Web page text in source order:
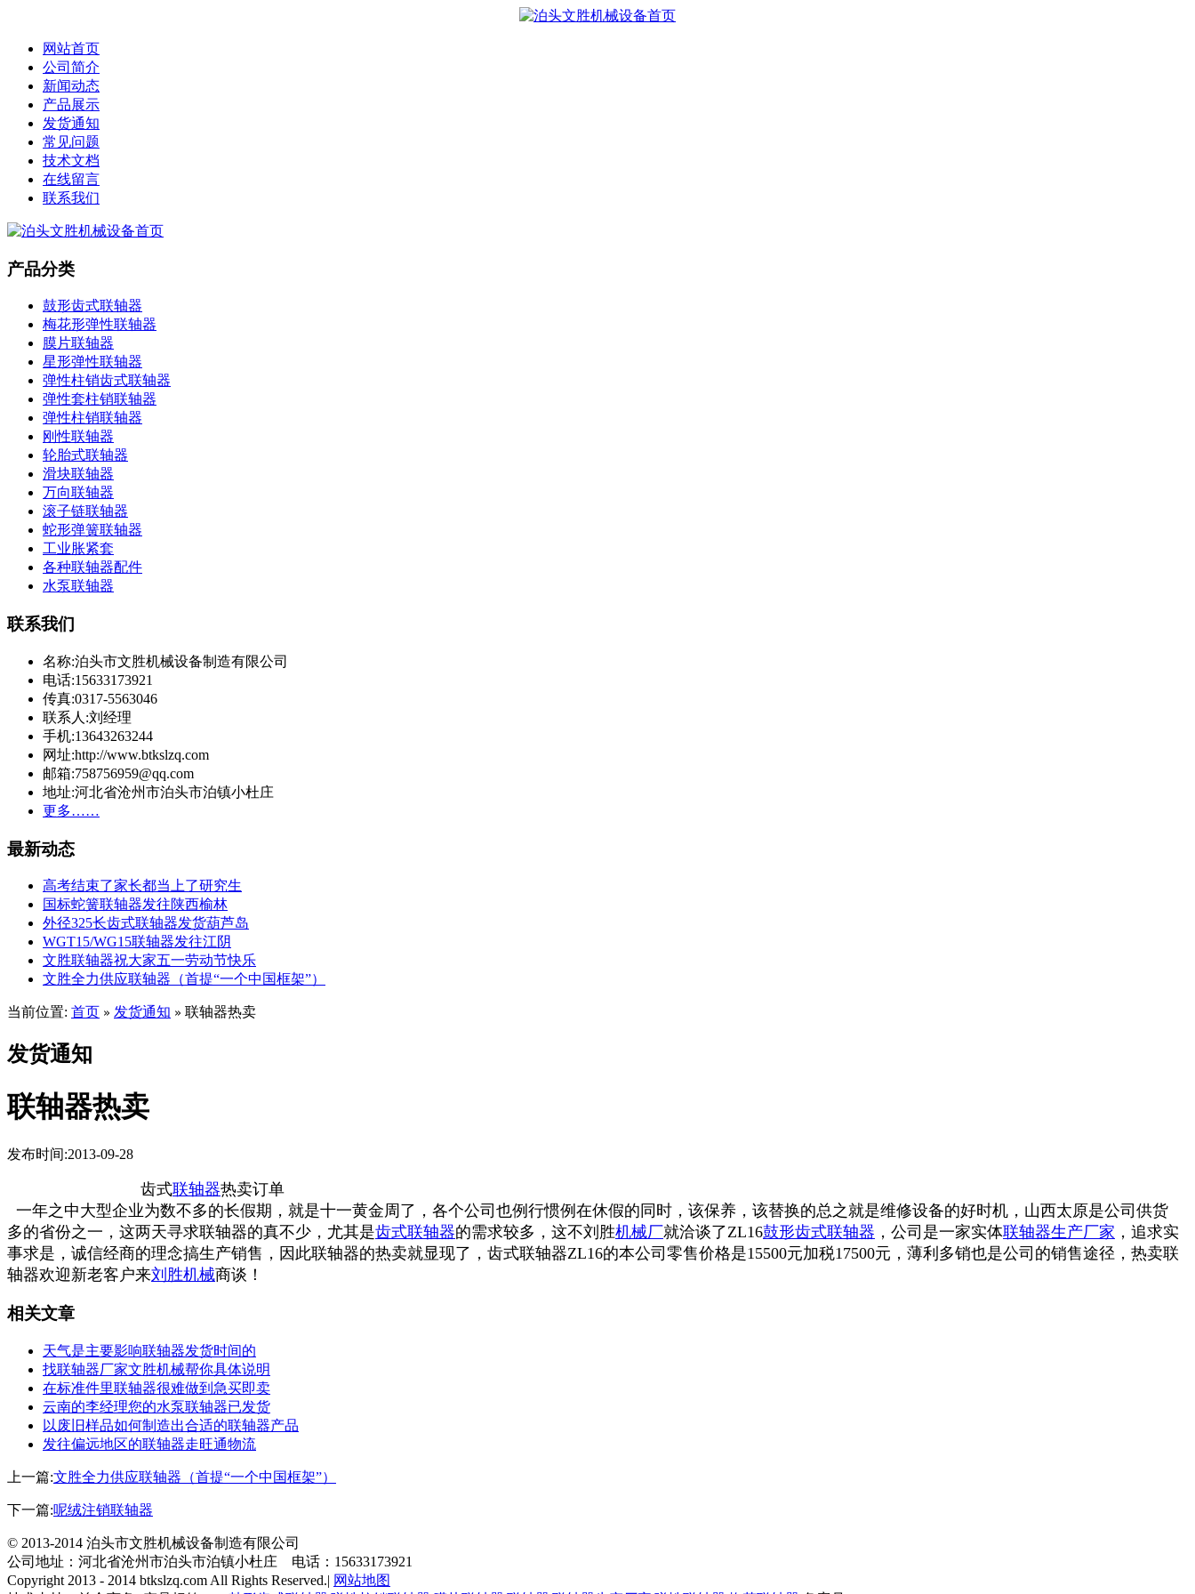
网站首页
公司简介
新闻动态
产品展示
发货通知
常见问题
技术文档
在线留言
联系我们
产品分类
鼓形齿式联轴器
梅花形弹性联轴器
膜片联轴器
星形弹性联轴器
弹性柱销齿式联轴器
弹性套柱销联轴器
弹性柱销联轴器
刚性联轴器
轮胎式联轴器
滑块联轴器
万向联轴器
滚子链联轴器
蛇形弹簧联轴器
工业胀紧套
各种联轴器配件
水泵联轴器
联系我们
名称:泊头市文胜机械设备制造有限公司
电话:15633173921
传真:0317-5563046
联系人:刘经理
手机:13643263244
网址:http://www.btkslzq.com
邮箱:758756959@qq.com
地址:河北省沧州市泊头市泊镇小杜庄
更多……
最新动态
高考结束了家长都当上了研究生
国标蛇簧联轴器发往陕西榆林
外径325长齿式联轴器发货葫芦岛
WGT15/WG15联轴器发往江阴
文胜联轴器祝大家五一劳动节快乐
文胜全力供应联轴器（首提“一个中国框架”）
当前位置: 首页 » 发货通知 » 联轴器热卖
发货通知
联轴器热卖
发布时间:2013-09-28
齿式联轴器热卖订单
一年之中大型企业为数不多的长假期，就是十一黄金周了，各个公司也例行惯例在休假的同时，该保养，该替换的总之就是维修设备的好时机，山西太原是公司供货
多的省份之一，这两天寻求联轴器的真不少，尤其是齿式联轴器的需求较多，这不刘胜机械厂就洽谈了ZL16鼓形齿式联轴器 ，公司是一家实体联轴器生产厂家 ，追求实
事求是，诚信经商的理念搞生产销售，因此联轴器的热卖就显现了，齿式联轴器ZL16的本公司零售价格是15500元加税17500元，薄利多销也是公司的销售途径，热卖联
轴器欢迎新老客户来刘胜机械商谈！
相关文章
天气是主要影响联轴器发货时间的
找联轴器厂家文胜机械帮你具体说明
在标准件里联轴器很难做到急买即卖
云南的李经理您的水泵联轴器已发货
以废旧样品如何制造出合适的联轴器产品
发往偏远地区的联轴器走旺通物流
上一篇:文胜全力供应联轴器（首提“一个中国框架”）
下一篇:呢绒注销联轴器
© 2013-2014 泊头市文胜机械设备制造有限公司
公司地址：河北省沧州市泊头市泊镇小杜庄 电话：15633173921
Copyright 2013 - 2014 btkslzq.com All Rights Reserved.| 网站地图